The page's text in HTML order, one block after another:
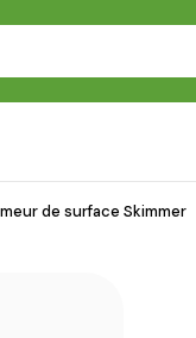
de surface Skimmer